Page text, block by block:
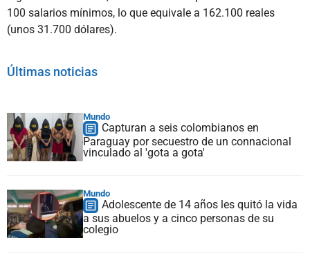
100 salarios mínimos, lo que equivale a 162.100 reales
(unos 31.700 dólares).
Últimas noticias
Mundo
Capturan a seis colombianos en
Paraguay por secuestro de un connacional
vinculado al 'gota a gota'
Mundo
Adolescente de 14 años les quitó la vida
a sus abuelos y a cinco personas de su
colegio